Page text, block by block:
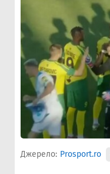
Джерело: Prosport.ro